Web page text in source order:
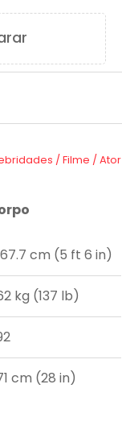
/Filme /Ator
cm (5 ft 6 in)
kg (137 lb)
cm (28 in)